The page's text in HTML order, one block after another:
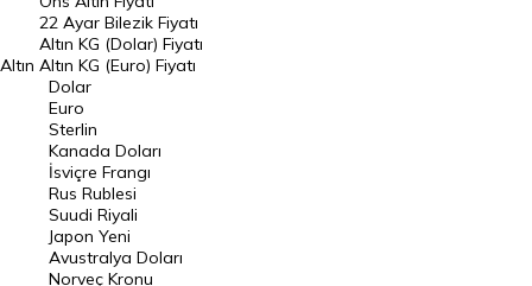
Dolar Kuru
Euro Kuru
Pound Kuru
Frank Kuru
Riyal Kuru
Avustralya Doları
Danimarka Kronu Kuru
Altın
22 Ayar Bilezik Fiyatı
Altın KG (Dolar) Fiyatı
Altın KG (Euro) Fiyatı
Dolar
Euro
Sterlin
Kanada Doları
İsviçre Frangı
Rus Rublesi
Suudi Riyali
Japon Yeni
Avustralya Doları
Norveç Kronu